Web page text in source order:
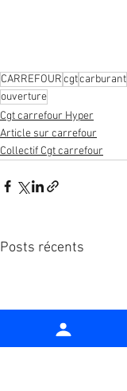
CARREFOURcgtcarburant
ouverture
Cgt carrefour Hyper
Article sur carrefour
Collectif Cgt carrefour
Posts récents